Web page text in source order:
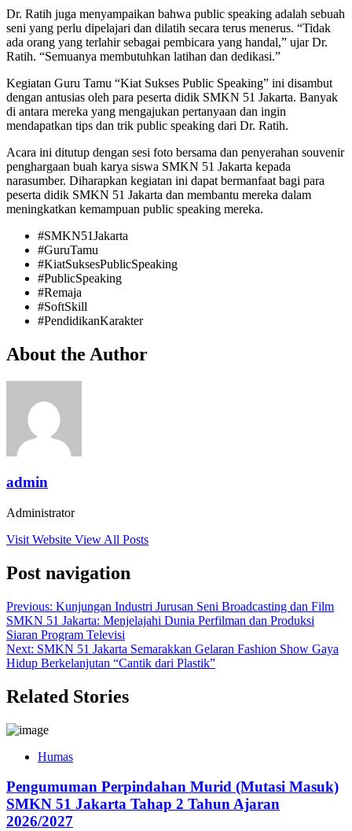
Dr. Ratih juga menyampaikan bahwa public speaking adalah sebuah
seni yang perlu dipelajari dan dilatih secara terus menerus. “Tidak
ada orang yang terlahir sebagai pembicara yang handal,” ujar Dr.
Ratih. “Semuanya membutuhkan latihan dan dedikasi.”
Kegiatan Guru Tamu “Kiat Sukses Public Speaking” ini disambut
dengan antusias oleh para peserta didik SMKN 51 Jakarta. Banyak
di antara mereka yang mengajukan pertanyaan dan ingin
mendapatkan tips dan trik public speaking dari Dr. Ratih.
Acara ini ditutup dengan sesi foto bersama dan penyerahan souvenir
penghargaan buah karya siswa SMKN 51 Jakarta kepada
narasumber. Diharapkan kegiatan ini dapat bermanfaat bagi para
peserta didik SMKN 51 Jakarta dan membantu mereka dalam
meningkatkan kemampuan public speaking mereka.
#SMKN51Jakarta
#GuruTamu
#KiatSuksesPublicSpeaking
#PublicSpeaking
#Remaja
#SoftSkill
#PendidikanKarakter
About the Author
admin
Administrator
Visit Website View All Posts
Post navigation
Previous: Kunjungan Industri Jurusan Seni Broadcasting dan Film
SMKN 51 Jakarta: Menjelajahi Dunia Perfilman dan Produksi
Siaran Program Televisi
Next: SMKN 51 Jakarta Semarakkan Gelaran Fashion Show Gaya
Hidup Berkelanjutan “Cantik dari Plastik”
Related Stories
Humas
Pengumuman Perpindahan Murid (Mutasi Masuk)
SMKN 51 Jakarta Tahap 2 Tahun Ajaran
2026/2027